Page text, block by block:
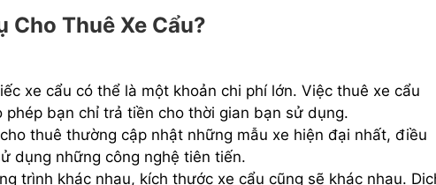
Cho Thuê Xe Cẩu?
xe cẩu có thể là một khoản chi phí lớn. Việc thuê xe cẩu
bạn chỉ trả tiền cho thời gian bạn sử dụng.
thuê thường cập nhật những mẫu xe hiện đại nhất, điều
dụng những công nghệ tiên tiến.
trình khác nhau, kích thước xe cẩu cũng sẽ khác nhau.